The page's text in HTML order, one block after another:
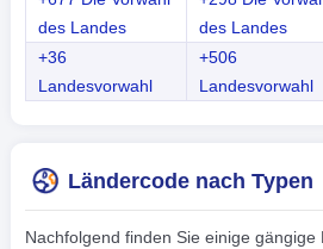
des Landes
des Landes
+36
Landesvorwahl
+506
Landesvorwahl
Ländercode nach Typen
Nachfolgend finden Sie einige gängige